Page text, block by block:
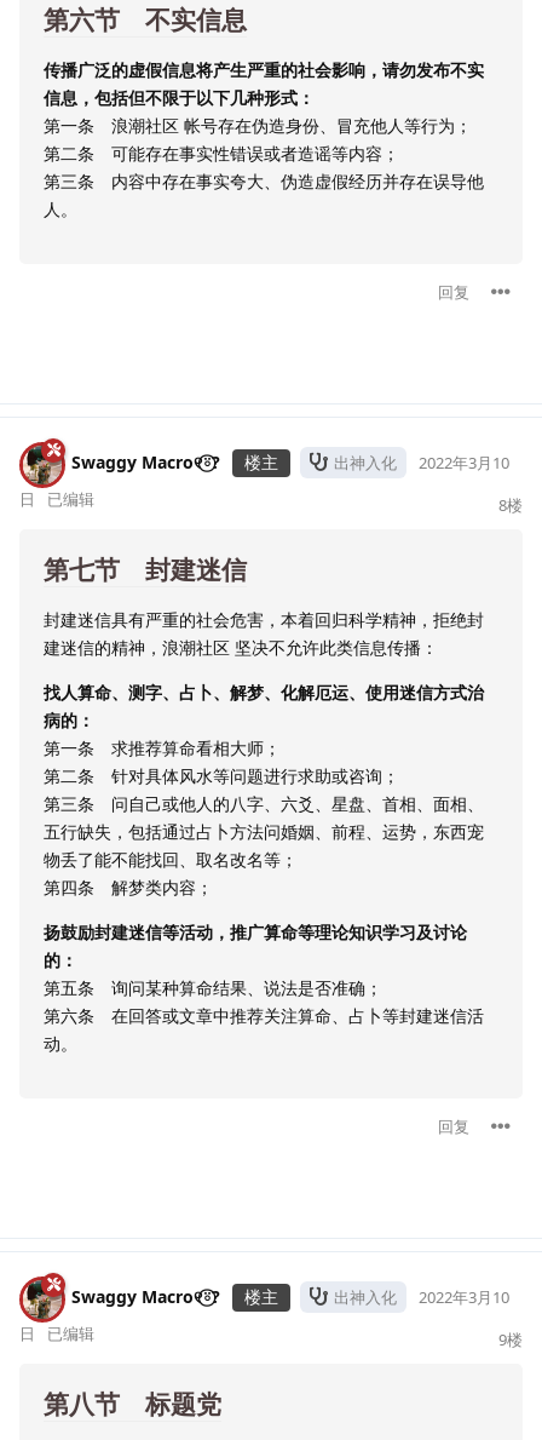
第六节 不实信息
传播广泛的虚假信息将产生严重的社会影响，请勿发布不实
信息，包括但不限于以下几种形式：
第一条 浪潮社区 帐号存在伪造身份、冒充他人等行为；
第二条 可能存在事实性错误或者造谣等内容；
第三条 内容中存在事实夸大、伪造虚假经历并存在误导他
人。
回复
Swaggy Macro୧⍤⃝? 楼主 出神入化
2022年3月10
日
已编辑 8楼
第七节 封建迷信
封建迷信具有严重的社会危害，本着回归科学精神，拒绝封
建迷信的精神，浪潮社区 坚决不允许此类信息传播：
找人算命、测字、占卜、解梦、化解厄运、使用迷信方式治
病的：
第一条 求推荐算命看相大师；
第二条 针对具体风水等问题进行求助或咨询；
第三条 问自己或他人的八字、六爻、星盘、首相、面相、
五行缺失，包括通过占卜方法问婚姻、前程、运势，东西宠
物丢了能不能找回、取名改名等；
第四条 解梦类内容；
扬鼓励封建迷信等活动，推广算命等理论知识学习及讨论
的：
第五条 询问某种算命结果、说法是否准确；
第六条 在回答或文章中推荐关注算命、占卜等封建迷信活
动。
回复
Swaggy Macro୧⍤⃝? 楼主 出神入化
2022年3月10
日
已编辑 9楼
第八节 标题党